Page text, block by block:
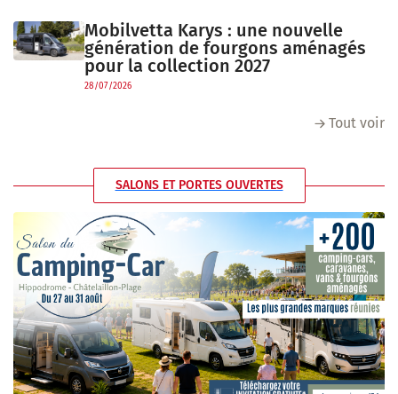
Mobilvetta Karys : une nouvelle
génération de fourgons aménagés
pour la collection 2027
28/07/2026
Tout voir
SALONS ET PORTES OUVERTES